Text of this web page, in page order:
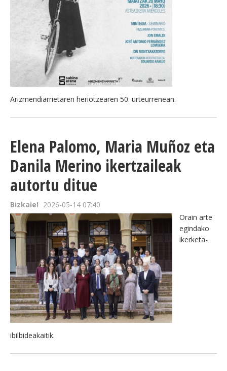
BEREZIAK
ARGAZKIAK
Arizmendiarrietaren heriotzearen 50. urteurrenean.
Elena Palomo, Maria Muñoz eta
Danila Merino ikertzaileak
autortu ditue
Bizkaie! 2026-05-14 07:40
Orain arte
egindako
ikerketa-
ibilbideakaitik.